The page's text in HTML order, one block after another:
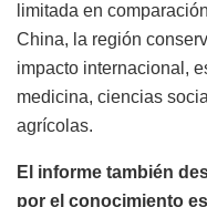
limitada en
China, la región
impacto internacional,
medicina, ciencias
agrícolas.
El informe también
por el conocimiento